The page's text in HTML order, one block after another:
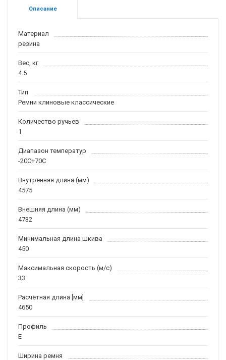
Описание
Материал
резина
Вес, кг
4.5
Тип
Ремни клиновые классические
Количество ручьев
1
Диапазон температур
-20С+70С
Внутренняя длина (мм)
4575
Внешняя длина (мм)
4732
Минимальная длина шкива
450
Максимальная скорость (м/c)
33
Расчетная длина [мм]
4650
Профиль
E
Ширина ремня